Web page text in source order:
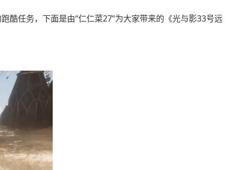
酷任务，下面是由“仁仁菜27”为大家带来的《光与影33号远